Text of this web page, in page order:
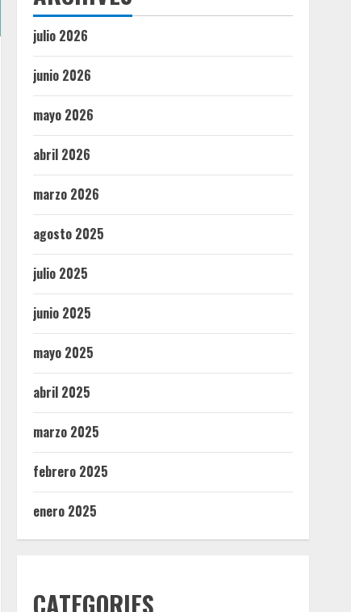
julio 2026
junio 2026
mayo 2026
abril 2026
marzo 2026
agosto 2025
julio 2025
junio 2025
mayo 2025
abril 2025
marzo 2025
febrero 2025
enero 2025
CATEGORIES